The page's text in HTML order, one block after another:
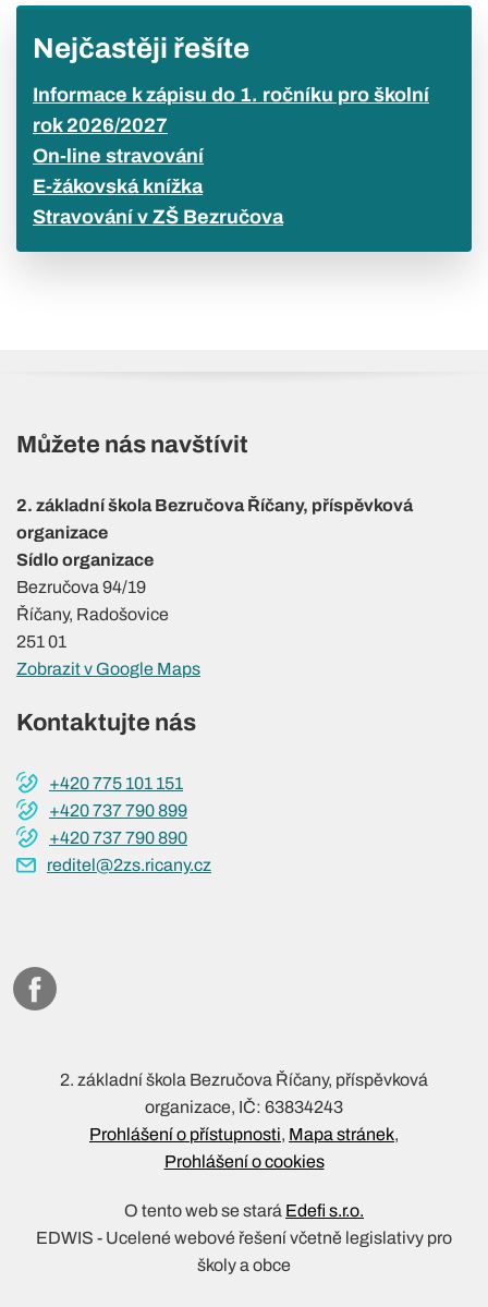
Nejčastěji řešíte
Informace k zápisu do 1. ročníku pro školní
rok 2026/2027
On-line stravování
E-žákovská knížka
Stravování v ZŠ Bezručova
Můžete nás navštívit
2. základní škola Bezručova Říčany, příspěvková
organizace
Sídlo organizace
Bezručova 94/19
Říčany, Radošovice
251 01
Zobrazit v Google Maps
Kontaktujte nás
+420 775 101 151
+420 737 790 899
+420 737 790 890
reditel@2zs.ricany.cz
2. základní škola Bezručova Říčany, příspěvková
organizace, IČ: 63834243
Prohlášení o přístupnosti Mapa stránek
Prohlášení o cookies
O tento web se stará Edefi s.r.o.
EDWIS - Ucelené webové řešení včetně legislativy pro
školy a obce